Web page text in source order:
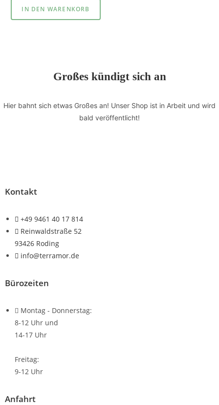
IN DEN WARENKORB
Großes kündigt sich an
Hier bahnt sich etwas Großes an! Unser Shop ist in Arbeit und wird
bald veröffentlicht!
Kontakt
+49 9461 40 17 814
Reinwaldstraße 52
93426 Roding
info@terramor.de
Bürozeiten
Montag - Donnerstag:
8-12 Uhr und
14-17 Uhr
Freitag:
9-12 Uhr
Anfahrt